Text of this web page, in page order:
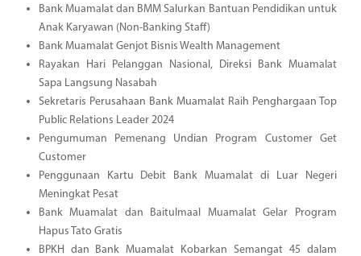
Bank Muamalat dan BMM Salurkan Bantuan Pendidikan untuk
Anak Karyawan (Non-Banking Staff)
Bank Muamalat Genjot Bisnis Wealth Management
Rayakan Hari Pelanggan Nasional, Direksi Bank Muamalat
Sapa Langsung Nasabah
Sekretaris Perusahaan Bank Muamalat Raih Penghargaan Top
Public Relations Leader 2024
Pengumuman Pemenang Undian Program Customer Get
Customer
Penggunaan Kartu Debit Bank Muamalat di Luar Negeri
Meningkat Pesat
Bank Muamalat dan Baitulmaal Muamalat Gelar Program
Hapus Tato Gratis
BPKH dan Bank Muamalat Kobarkan Semangat 45 dalam